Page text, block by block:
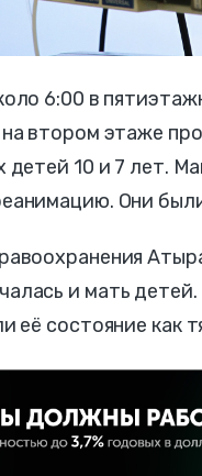
6:00 в
втором этаже
10 и 7 лет.
Они
и мать
её состояние как